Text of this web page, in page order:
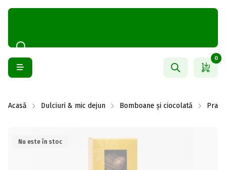
0
Acasă Dulciuri & mic dejun Bomboane și ciocolată
Nu este în stoc